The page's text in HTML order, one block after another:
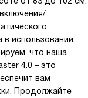
использовании.
что наша
4.0 – это
вам
Продолжайте